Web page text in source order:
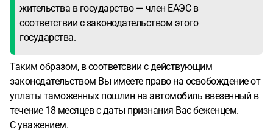
жительства в государство — член ЕАЭС в
соответствии с законодательством этого
государства.
Таким образом, в соответсвии с действующим
законодательством Вы имеете право на освобождение от
уплаты таможенных пошлин на автомобиль ввезенный в
течение 18 месяцев с даты признания Вас беженцем.
С уважением.